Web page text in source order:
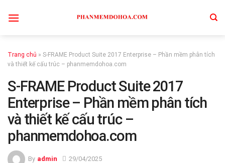
Trang chủ » S-FRAME Product Suite 2017 Enterprise – Phần mềm phân tích
và thiết kế cấu trúc – phanmemdohoa.com
S-FRAME Product Suite 2017
Enterprise – Phần mềm phân tích
và thiết kế cấu trúc –
phanmemdohoa.com
By admin 29/04/2025